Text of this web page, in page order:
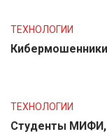
ТЕХНОЛОГИИ
Кибермошенники
ТЕХНОЛОГИИ
Студенты